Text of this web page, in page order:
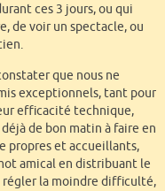
ces 3 jours, ou qui
de voir un spectacle, ou
que nous ne
exceptionnels, tant pour
efficacité technique,
de bon matin à faire en
propres et accueillants,
amical en distribuant le
régler la moindre difficulté,